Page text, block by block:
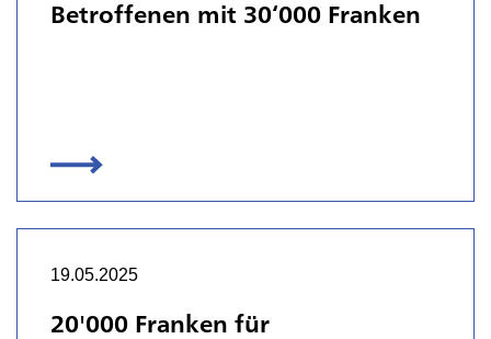
Betroffenen mit 30‘000 Franken
19.05.2025
20'000 Franken für